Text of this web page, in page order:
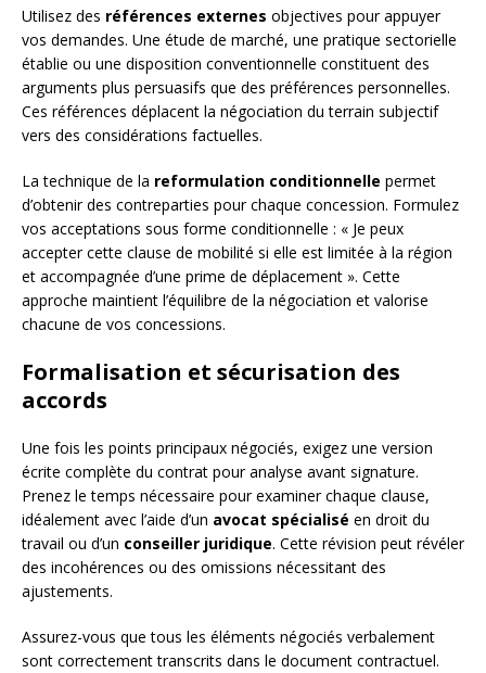
Utilisez des références externes objectives pour appuyer
vos demandes. Une étude de marché, une pratique sectorielle
établie ou une disposition conventionnelle constituent des
arguments plus persuasifs que des préférences personnelles.
Ces références déplacent la négociation du terrain subjectif
vers des considérations factuelles.
La technique de la reformulation conditionnelle permet
d’obtenir des contreparties pour chaque concession. Formulez
vos acceptations sous forme conditionnelle : « Je peux
accepter cette clause de mobilité si elle est limitée à la région
et accompagnée d’une prime de déplacement ». Cette
approche maintient l’équilibre de la négociation et valorise
chacune de vos concessions.
Formalisation et sécurisation des
accords
Une fois les points principaux négociés, exigez une version
écrite complète du contrat pour analyse avant signature.
Prenez le temps nécessaire pour examiner chaque clause,
idéalement avec l’aide d’un avocat spécialisé en droit du
travail ou d’un conseiller juridique. Cette révision peut révéler
des incohérences ou des omissions nécessitant des
ajustements.
Assurez-vous que tous les éléments négociés verbalement
sont correctement transcrits dans le document contractuel.